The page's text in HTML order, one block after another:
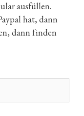
ausfüllen.
hat, dann
dann finden